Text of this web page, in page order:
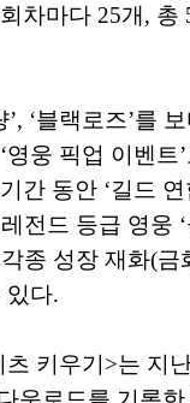
차마다 25개, 총
’, ‘블랙로즈’를
영웅 픽업 이벤트
간 동안 ‘길드
전드 등급 영웅
종 성장 재화(금
있다.
키우기>는 지